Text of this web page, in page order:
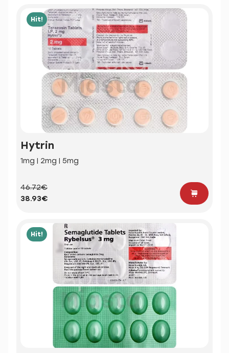
Hit!
Hytrin
1mg | 2mg | 5mg
46.72€
38.93€
Hit!